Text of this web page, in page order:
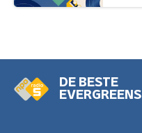
DE BESTE
EVERGREENS